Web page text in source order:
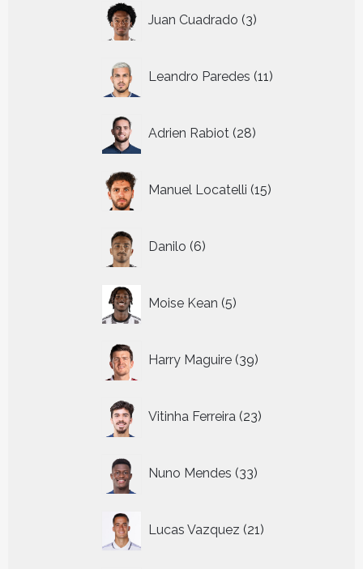
Juan Cuadrado 3
producten
Leandro Paredes 11
producten
Adrien Rabiot 28
producten
Manuel Locatelli 15
producten
Danilo 6
producten
Moise Kean 5
producten
Harry Maguire 39
producten
Vitinha Ferreira 23
producten
Nuno Mendes 33
producten
Lucas Vazquez 21
producten